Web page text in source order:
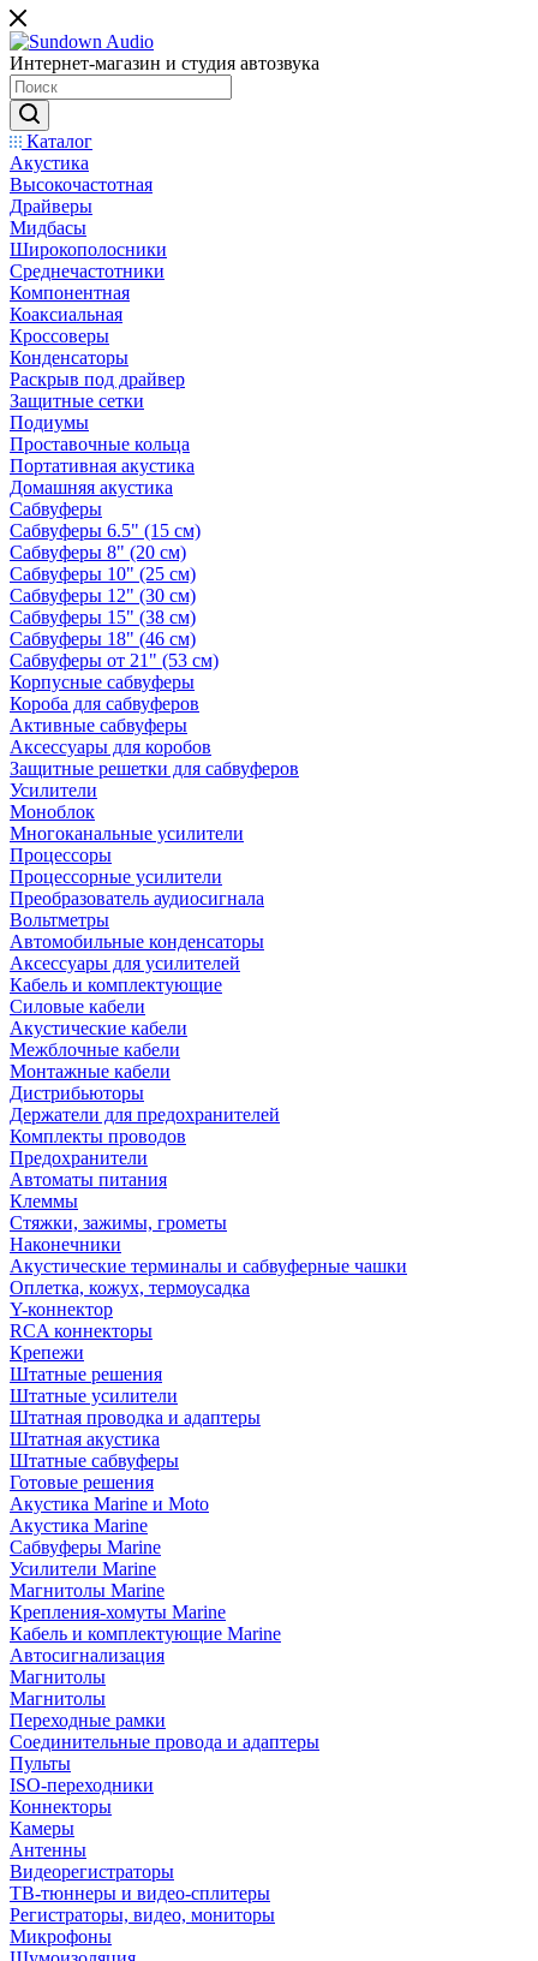
Интернет-магазин и студия автозвука
Каталог
Акустика
Высокочастотная
Драйверы
Мидбасы
Широкополосники
Среднечастотники
Компонентная
Коаксиальная
Кроссоверы
Конденсаторы
Раскрыв под драйвер
Защитные сетки
Подиумы
Проставочные кольца
Портативная акустика
Домашняя акустика
Сабвуферы
Сабвуферы 6.5" (15 см)
Сабвуферы 8" (20 см)
Сабвуферы 10" (25 см)
Сабвуферы 12" (30 см)
Сабвуферы 15" (38 см)
Сабвуферы 18" (46 см)
Сабвуферы от 21" (53 см)
Корпусные сабвуферы
Короба для сабвуферов
Активные сабвуферы
Аксессуары для коробов
Защитные решетки для сабвуферов
Усилители
Моноблок
Многоканальные усилители
Процессоры
Процессорные усилители
Преобразователь аудиосигнала
Вольтметры
Автомобильные конденсаторы
Аксессуары для усилителей
Кабель и комплектующие
Силовые кабели
Акустические кабели
Межблочные кабели
Монтажные кабели
Дистрибьюторы
Держатели для предохранителей
Комплекты проводов
Предохранители
Автоматы питания
Клеммы
Стяжки, зажимы, грометы
Наконечники
Акустические терминалы и сабвуферные чашки
Оплетка, кожух, термоусадка
Y-коннектор
RCA коннекторы
Крепежи
Штатные решения
Штатные усилители
Штатная проводка и адаптеры
Штатная акустика
Штатные сабвуферы
Готовые решения
Акустика Marine и Moto
Акустика Marine
Сабвуферы Marine
Усилители Marine
Магнитолы Marine
Крепления-хомуты Marine
Кабель и комплектующие Marine
Автосигнализация
Магнитолы
Магнитолы
Переходные рамки
Соединительные провода и адаптеры
Пульты
ISO-переходники
Коннекторы
Камеры
Антенны
Видеорегистраторы
ТВ-тюннеры и видео-сплитеры
Регистраторы, видео, мониторы
Микрофоны